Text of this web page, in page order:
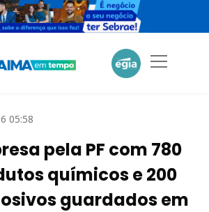
05:58
pela PF com 780
químicos e 200
guardados em